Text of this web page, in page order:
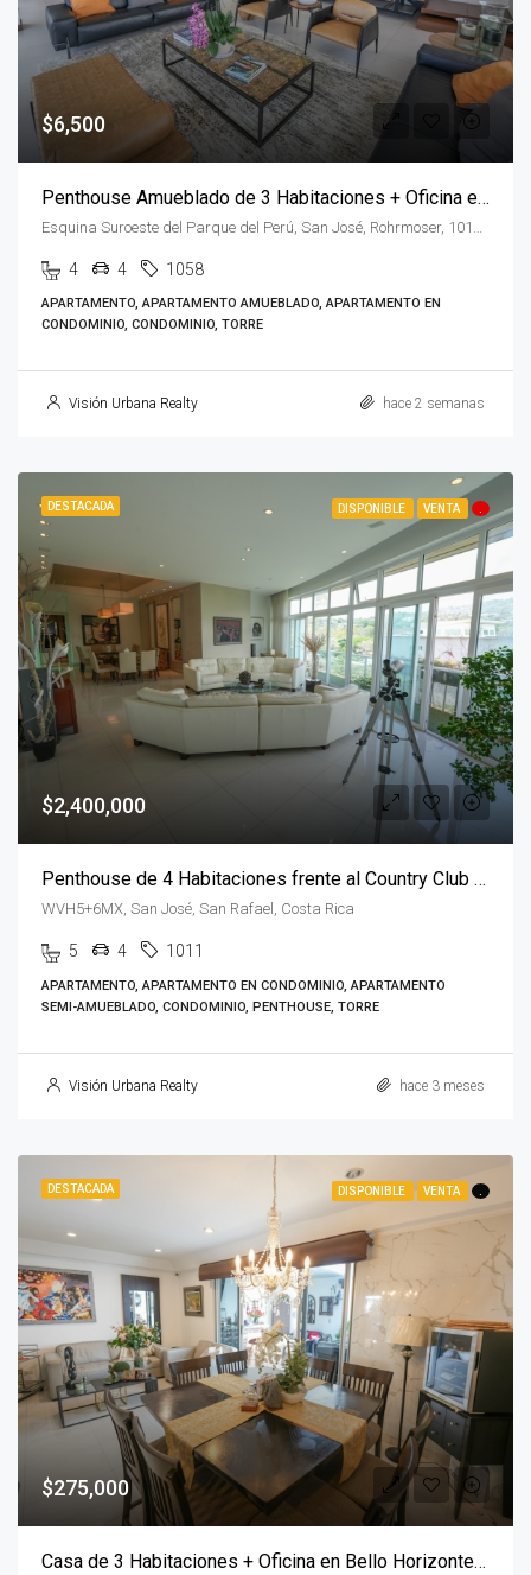
$6,500
Penthouse Amueblado de 3 Habitaciones + Oficina en AIRE Nunciatura
4 4 1058
APARTAMENTO, APARTAMENTO AMUEBLADO, APARTAMENTO EN
CONDOMINIO, CONDOMINIO, TORRE
Visión Urbana Realty hace 2 semanas
DESTACADA DISPONIBLE VENTA
$2,400,000
Penthouse de 4 Habitaciones frente al Country Club con vista 360º
WVH5+6MX, San José, San Rafael, Costa Rica
5 4 1011
APARTAMENTO, APARTAMENTO EN CONDOMINIO, APARTAMENTO
SEMI-AMUEBLADO, CONDOMINIO, PENTHOUSE, TORRE
Visión Urbana Realty hace 3 meses
DESTACADA DISPONIBLE VENTA
$275,000
Casa de 3 Habitaciones + Oficina en Bello Horizonte de Escazú